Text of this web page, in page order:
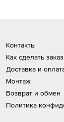
Контакты
Как сделать заказ
Доставка и
Монтаж
Возврат и обмен
Политика